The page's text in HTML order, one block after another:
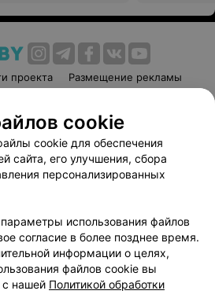
проекта
Размещение рекламы
соглашение
Способы оплаты
Партнеры
руководителю 103.by
персональных данных
cookie
cookie для обеспечения
сайта, его улучшения, сбора
персонализированных
использования файлов
согласие в более позднее время.
информации о целях,
файлов cookie вы
с нашей Политикой обработки